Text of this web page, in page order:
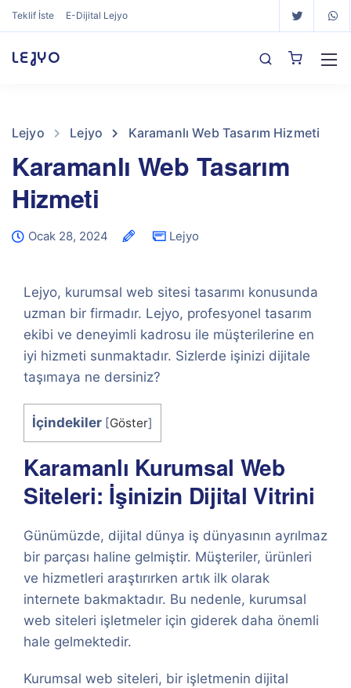
Teklif İste E-Dijital Lejyo
LEJYO
Lejyo Lejyo Karamanlı Web Tasarım Hizmeti
Karamanlı Web Tasarım
Hizmeti
Ocak 28, 2024 Lejyo
Lejyo, kurumsal web sitesi tasarımı konusunda
uzman bir firmadır. Lejyo, profesyonel tasarım
ekibi ve deneyimli kadrosu ile müşterilerine en
iyi hizmeti sunmaktadır. Sizlerde işinizi dijitale
taşımaya ne dersiniz?
İçindekiler [Göster]
Karamanlı Kurumsal Web
Siteleri: İşinizin Dijital Vitrini
Günümüzde, dijital dünya iş dünyasının ayrılmaz
bir parçası haline gelmiştir. Müşteriler, ürünleri
ve hizmetleri araştırırken artık ilk olarak
internete bakmaktadır. Bu nedenle, kurumsal
web siteleri işletmeler için giderek daha önemli
hale gelmektedir.
Kurumsal web siteleri, bir işletmenin dijital